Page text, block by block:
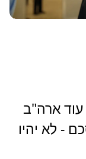
ארה"ב
- לא יהיו